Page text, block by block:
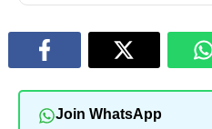
Join WhatsApp